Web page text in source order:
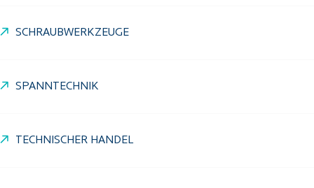
SCHRAUBWERKZEUGE
SPANNTECHNIK
TECHNISCHER HANDEL